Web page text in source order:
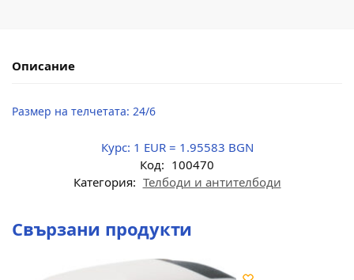
Описание
Размер на телчетата: 24/6
Курс: 1 EUR = 1.95583 BGN
Код: 100470
Категория: Телбоди и антителбоди
Свързани продукти